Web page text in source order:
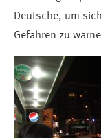
Deutsche, um
Gefahren zu